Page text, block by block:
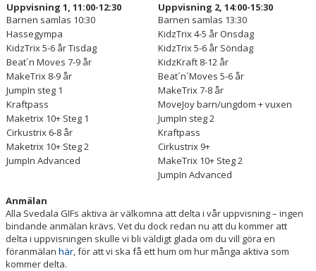
Uppvisning 1, 11:00-12:30
Barnen samlas 10:30
Uppvisning 2, 14:00-15:30
Barnen samlas 13:30
Hassegympa
KidzTrix 4-5 år Onsdag
KidzTrix 5-6 år Tisdag
KidzTrix 5-6 år Söndag
Beat´n Moves 7-9 år
KidzKraft 8-12 år
MakeTrix 8-9 år
Beat´n´Moves 5-6 år
JumpIn steg 1
MakeTrix 7-8 år
Kraftpass
MoveJoy barn/ungdom + vuxen
Maketrix 10+ Steg 1
JumpIn steg 2
Cirkustrix 6-8 år
Kraftpass
Maketrix 10+ Steg 2
Cirkustrix 9+
JumpIn Advanced
MakeTrix 10+ Steg 2
JumpIn Advanced
Anmälan
Alla Svedala GIFs aktiva är välkomna att delta i vår uppvisning – ingen
bindande anmälan krävs. Vet du dock redan nu att du kommer att
delta i uppvisningen skulle vi bli väldigt glada om du vill göra en
föranmälan här, för att vi ska få ett hum om hur många aktiva som
kommer delta.